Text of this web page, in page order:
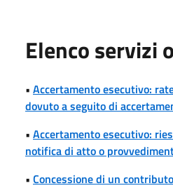
Elenco servizi
• Accertamento esecutivo:
dovuto a seguito di
• Accertamento esecutivo:
notifica di atto o
• Concessione di un